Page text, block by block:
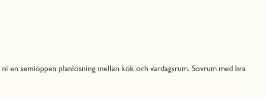
en semiöppen planlösning mellan kök och vardagsrum. Sovrum med bra